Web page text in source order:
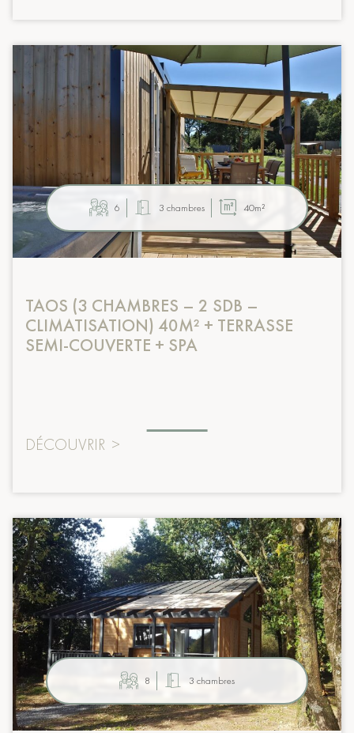
6 3 chambres 40m²
TAOS (3 CHAMBRES – 2 SDB –
CLIMATISATION) 40M² + TERRASSE
SEMI-COUVERTE + SPA
DÉCOUVRIR >
8 3 chambres